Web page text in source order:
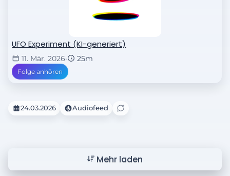
UFO Experiment (KI-generiert)
11. Mär. 2026· 25m
Folge anhören
24.03.2026 Audiofeed
Mehr laden